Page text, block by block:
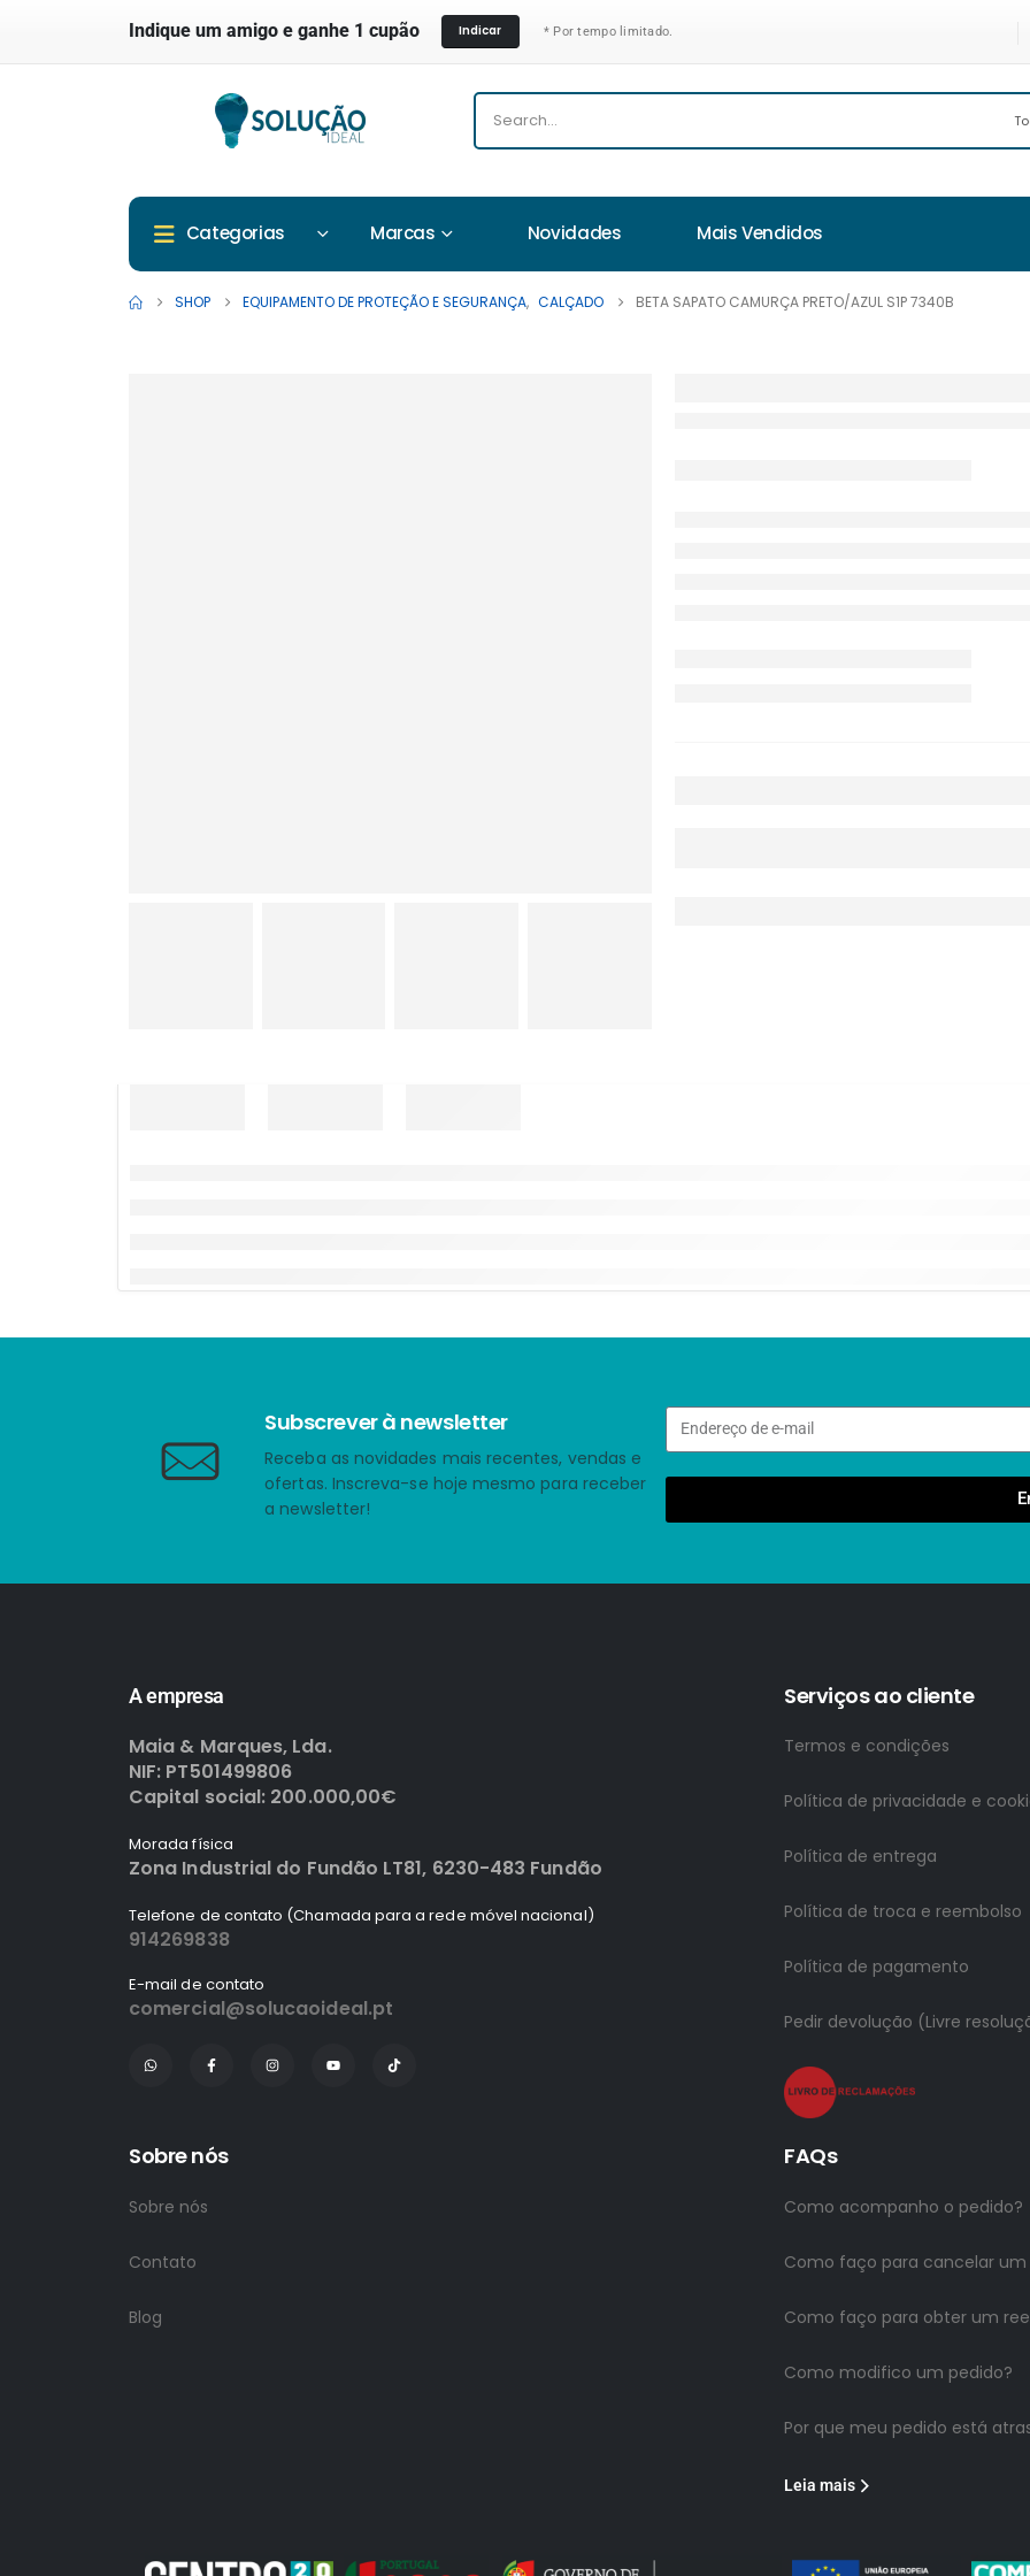
Indique um amigo e ganhe 1 cupão Indicar * Por tempo limitado.
Categorias Marcas Novidades Mais Vendidos
SHOP EQUIPAMENTO DE PROTEÇÃO E SEGURANÇA, CALÇADO BETA SAPATO CAMURÇA PRETO/AZUL S1P 7340B
Subscrever à newsletter
Receba as novidades mais recentes, vendas e
ofertas. Inscreva-se hoje mesmo para receber
a newsletter!
A empresa
Maia & Marques, Lda.
NIF: PT501499806
Capital social: 200.000,00€
Morada física
Zona Industrial do Fundão LT81, 6230-483 Fundão
Telefone de contato (Chamada para a rede móvel nacional)
914269838
E-mail de contato
comercial@solucaoideal.pt
Serviços ao cliente
Termos e condições
Política de privacidade e
Política de entrega
Política de troca e reembolso
Política de pagamento
Pedir devolução (Livre
Sobre nós
Sobre nós
Contato
Blog
FAQs
Como acompanho o pedido?
Como faço para cancelar um
Como faço para obter um
Como modifico um pedido?
Por que meu pedido está
Leia mais